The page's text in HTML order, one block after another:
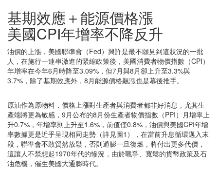
基期效應＋能源價格漲
美國CPI年增率不降反升
油價的上漲，美國聯準會（Fed）興許是最不願見到這狀況的一批
人，在施行一連串激進的緊縮政策後，美國消費者物價指數（CPI）
年增率在今年6月時降至3.09%，但7月與8月卻上升至3.3%與
3.7%，除了基期效應外，8月能源價格飆漲也是幕後推手。
原油作為原物料，價格上漲對生產者與消費者都非好消息，尤其生
產端將更為敏感，9月公布的8月份生產者物價指數（PPI）月增率上
升0.7%，年增率則上升至1.6%，前值僅0.8%，油價與美國CPI年增
率數據更是近乎呈現相同走勢（詳見圖1），在當前升息循環邁入末
段，聯準會不敢貿然放鬆，否則通膨一旦復燃，將付出更多代價，
這讓人不禁想起1970年代的慘況，由於戰爭、寬鬆的貨幣政策及石
油危機，催生美國大通膨時代。